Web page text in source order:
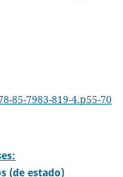
85-7983-819-4.p55-70
(de estado)